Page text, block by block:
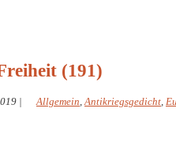
(191)
| Allgemein,Antikriegsgedicht,